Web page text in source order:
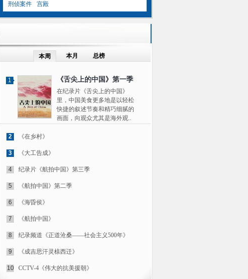
刑侦案件
宫殿
本周 本月 总榜
1 《舌尖上的中国》第一季
在纪录片《舌尖上的中国》
里，中国美食更多地是以轻松
快捷的叙述节奏和精巧细腻的
画面，向观众尤其是海外观..
2 《在乡村》
3 《大工告成》
4 纪录片《航拍中国》第三季
5 《航拍中国》第二季
6 《海昏侯》
7 《航拍中国》
8 纪录频道《正道沧桑——社会主义500年》
9 《成吉思汗灵榇西迁》
10 CCTV-4《伟大的抗美援朝》